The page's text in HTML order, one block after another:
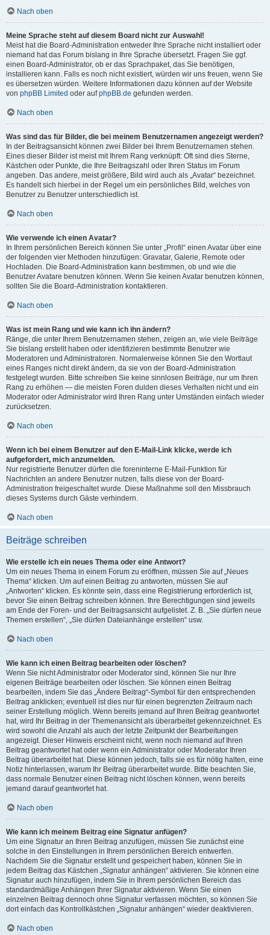
Nach oben
Meine Sprache steht auf diesem Board nicht zur Auswahl!
Meist hat die Board-Administration entweder Ihre Sprache nicht installiert oder
niemand hat das Forum bislang in Ihre Sprache übersetzt. Fragen Sie ggf.
einen Board-Administrator, ob er das Sprachpaket, das Sie benötigen,
installieren kann. Falls es noch nicht existiert, würden wir uns freuen, wenn Sie
es übersetzen würden. Weitere Informationen dazu können auf der Website
von phpBB Limited oder aufphpBB.de gefunden werden.
Nach oben
Was sind das für Bilder, die bei meinem Benutzernamen angezeigt werden?
In der Beitragsansicht können zwei Bilder bei Ihrem Benutzernamen stehen.
Eines dieser Bilder ist meist mit Ihrem Rang verknüpft: Oft sind dies Sterne,
Kästchen oder Punkte, die Ihre Beitragszahl oder Ihren Status im Forum
angeben. Das andere, meist größere, Bild wird auch als „Avatar“ bezeichnet.
Es handelt sich hierbei in der Regel um ein persönliches Bild, welches von
Benutzer zu Benutzer unterschiedlich ist.
Nach oben
Wie verwende ich einen Avatar?
In Ihrem persönlichen Bereich können Sie unter „Profil“ einen Avatar über eine
der folgenden vier Methoden hinzufügen: Gravatar, Galerie, Remote oder
Hochladen. Die Board-Administration kann bestimmen, ob und wie die
Benutzer Avatare benutzen können. Wenn Sie keinen Avatar benutzen können,
sollten Sie die Board-Administration kontaktieren.
Nach oben
Was ist mein Rang und wie kann ich ihn ändern?
Ränge, die unter Ihrem Benutzernamen stehen, zeigen an, wie viele Beiträge
Sie bislang erstellt haben oder identifizieren bestimmte Benutzer wie
Moderatoren und Administratoren. Normalerweise können Sie den Wortlaut
eines Ranges nicht direkt ändern, da sie von der Board-Administration
festgelegt wurden. Bitte schreiben Sie keine sinnlosen Beiträge, nur um Ihren
Rang zu erhöhen — die meisten Foren dulden dieses Verhalten nicht und ein
Moderator oder Administrator wird Ihren Rang unter Umständen einfach wieder
zurücksetzen.
Nach oben
Wenn ich bei einem Benutzer auf den E-Mail-Link klicke, werde ich
aufgefordert, mich anzumelden.
Nur registrierte Benutzer dürfen die foreninterne E-Mail-Funktion für
Nachrichten an andere Benutzer nutzen, falls diese von der Board-
Administration freigeschaltet wurde. Diese Maßnahme soll den Missbrauch
dieses Systems durch Gäste verhindern.
Nach oben
Beiträge schreiben
Wie erstelle ich ein neues Thema oder eine Antwort?
Um ein neues Thema in einem Forum zu eröffnen, müssen Sie auf „Neues
Thema“ klicken. Um auf einen Beitrag zu antworten, müssen Sie auf
„Antworten“ klicken. Es könnte sein, dass eine Registrierung erforderlich ist,
bevor Sie einen Beitrag schreiben können. Ihre Berechtigungen sind jeweils
am Ende der Foren- und der Beitragsansicht aufgelistet. Z. B. „Sie dürfen neue
Themen erstellen“, „Sie dürfen Dateianhänge erstellen“ usw.
Nach oben
Wie kann ich einen Beitrag bearbeiten oder löschen?
Wenn Sie nicht Administrator oder Moderator sind, können Sie nur Ihre
eigenen Beiträge bearbeiten oder löschen. Sie können einen Beitrag
bearbeiten, indem Sie das „Ändere Beitrag“-Symbol für den entsprechenden
Beitrag anklicken; eventuell ist dies nur für einen begrenzten Zeitraum nach
seiner Erstellung möglich. Wenn bereits jemand auf Ihren Beitrag geantwortet
hat, wird Ihr Beitrag in der Themenansicht als überarbeitet gekennzeichnet. Es
wird sowohl die Anzahl als auch der letzte Zeitpunkt der Bearbeitungen
angezeigt. Dieser Hinweis erscheint nicht, wenn noch niemand auf Ihren
Beitrag geantwortet hat oder wenn ein Administrator oder Moderator Ihren
Beitrag überarbeitet hat. Diese können jedoch, falls sie es für nötig halten, eine
Notiz hinterlassen, warum Ihr Beitrag überarbeitet wurde. Bitte beachten Sie,
dass normale Benutzer einen Beitrag nicht löschen können, wenn bereits
jemand darauf geantwortet hat.
Nach oben
Wie kann ich meinem Beitrag eine Signatur anfügen?
Um eine Signatur an Ihren Beitrag anzufügen, müssen Sie zunächst eine
solche in den Einstellungen in Ihrem persönlichen Bereich entwerfen.
Nachdem Sie die Signatur erstellt und gespeichert haben, können Sie in
jedem Beitrag das Kästchen „Signatur anhängen“ aktivieren. Sie können eine
Signatur auch hinzufügen, indem Sie in Ihrem persönlichen Bereich das
standardmäßige Anhängen Ihrer Signatur aktivieren. Wenn Sie einen
einzelnen Beitrag dennoch ohne Signatur verfassen möchten, so können Sie
dort einfach das Kontrollkästchen „Signatur anhängen“ wieder deaktivieren.
Nach oben